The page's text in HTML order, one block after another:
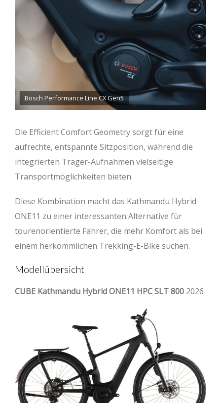
Bosch Performance Line CX Gen5
Die Efficient Comfort Geometry sorgt für eine
aufrechte, entspannte Sitzposition, während die
integrierten Träger-Aufnahmen vielseitige
Transportmöglichkeiten bieten.
Diese Kombination macht das Kathmandu Hybrid
ONE11 zu einer interessanten Alternative für
tourenorientierte Fahrer, die mehr Komfort als bei
einem herkömmlichen Trekking-E-Bike suchen.
Modellübersicht
CUBE Kathmandu Hybrid ONE11 HPC SLT 800 2026